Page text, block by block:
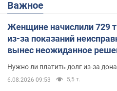
Важное
Женщине начислили 729
из-за показаний
вынес неожиданное
Нужно ли платить долг из-за
6.08.2026 09:53 5,5 т.